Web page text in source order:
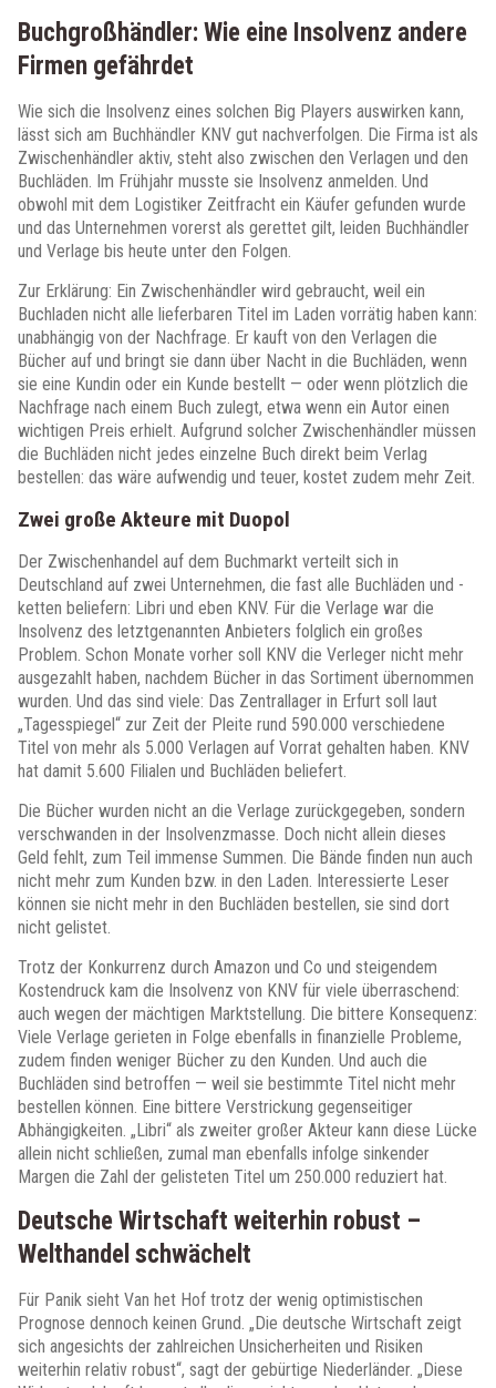
Buchgroßhändler: Wie eine Insolvenz andere
Firmen gefährdet
Wie sich die Insolvenz eines solchen Big Players auswirken kann,
lässt sich am Buchhändler KNV gut nachverfolgen. Die Firma ist als
Zwischenhändler aktiv, steht also zwischen den Verlagen und den
Buchläden. Im Frühjahr musste sie Insolvenz anmelden. Und
obwohl mit dem Logistiker Zeitfracht ein Käufer gefunden wurde
und das Unternehmen vorerst als gerettet gilt, leiden Buchhändler
und Verlage bis heute unter den Folgen.
Zur Erklärung: Ein Zwischenhändler wird gebraucht, weil ein
Buchladen nicht alle lieferbaren Titel im Laden vorrätig haben kann:
unabhängig von der Nachfrage. Er kauft von den Verlagen die
Bücher auf und bringt sie dann über Nacht in die Buchläden, wenn
sie eine Kundin oder ein Kunde bestellt — oder wenn plötzlich die
Nachfrage nach einem Buch zulegt, etwa wenn ein Autor einen
wichtigen Preis erhielt. Aufgrund solcher Zwischenhändler müssen
die Buchläden nicht jedes einzelne Buch direkt beim Verlag
bestellen: das wäre aufwendig und teuer, kostet zudem mehr Zeit.
Zwei große Akteure mit Duopol
Der Zwischenhandel auf dem Buchmarkt verteilt sich in
Deutschland auf zwei Unternehmen, die fast alle Buchläden und -
ketten beliefern: Libri und eben KNV. Für die Verlage war die
Insolvenz des letztgenannten Anbieters folglich ein großes
Problem. Schon Monate vorher soll KNV die Verleger nicht mehr
ausgezahlt haben, nachdem Bücher in das Sortiment übernommen
wurden. Und das sind viele: Das Zentrallager in Erfurt soll laut
„Tagesspiegel“ zur Zeit der Pleite rund 590.000 verschiedene
Titel von mehr als 5.000 Verlagen auf Vorrat gehalten haben. KNV
hat damit 5.600 Filialen und Buchläden beliefert.
Die Bücher wurden nicht an die Verlage zurückgegeben, sondern
verschwanden in der Insolvenzmasse. Doch nicht allein dieses
Geld fehlt, zum Teil immense Summen. Die Bände finden nun auch
nicht mehr zum Kunden bzw. in den Laden. Interessierte Leser
können sie nicht mehr in den Buchläden bestellen, sie sind dort
nicht gelistet.
Trotz der Konkurrenz durch Amazon und Co und steigendem
Kostendruck kam die Insolvenz von KNV für viele überraschend:
auch wegen der mächtigen Marktstellung. Die bittere Konsequenz:
Viele Verlage gerieten in Folge ebenfalls in finanzielle Probleme,
zudem finden weniger Bücher zu den Kunden. Und auch die
Buchläden sind betroffen — weil sie bestimmte Titel nicht mehr
bestellen können. Eine bittere Verstrickung gegenseitiger
Abhängigkeiten. „Libri“ als zweiter großer Akteur kann diese Lücke
allein nicht schließen, zumal man ebenfalls infolge sinkender
Margen die Zahl der gelisteten Titel um 250.000 reduziert hat.
Deutsche Wirtschaft weiterhin robust –
Welthandel schwächelt
Für Panik sieht Van het Hof trotz der wenig optimistischen
Prognose dennoch keinen Grund. „Die deutsche Wirtschaft zeigt
sich angesichts der zahlreichen Unsicherheiten und Risiken
weiterhin relativ robust“, sagt der gebürtige Niederländer. „Diese